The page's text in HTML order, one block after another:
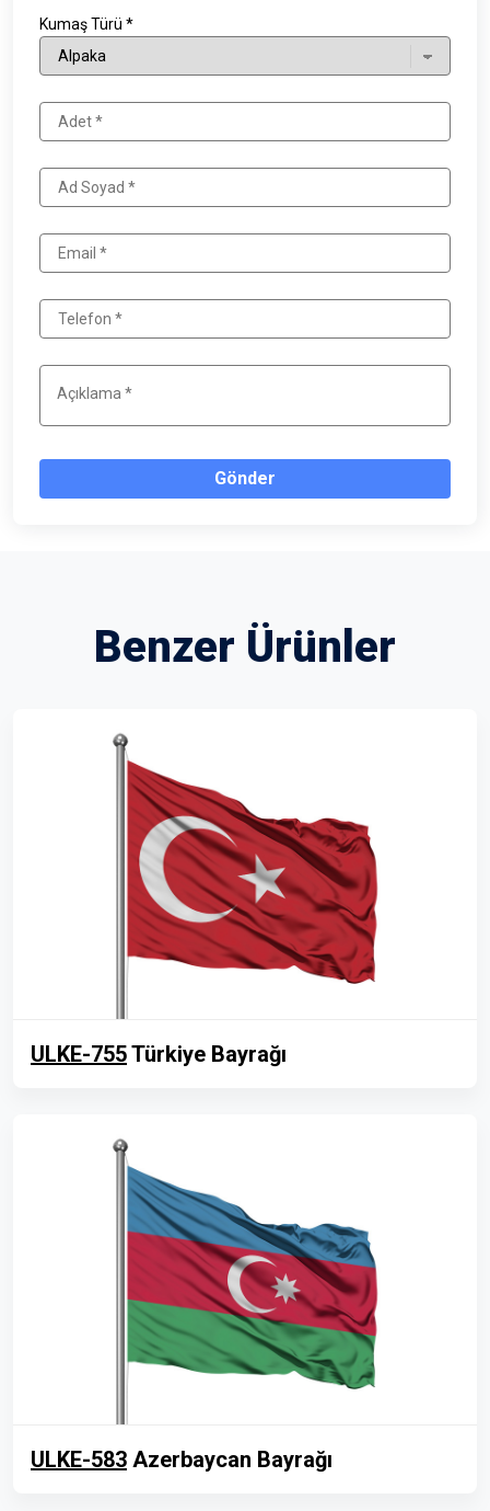
Kumaş Türü *
Gönder
Benzer Ürünler
ULKE-755Türkiye Bayrağı
ULKE-583 Azerbaycan Bayrağı